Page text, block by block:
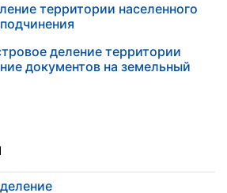
территории населенного
деление территории
документов на земельный